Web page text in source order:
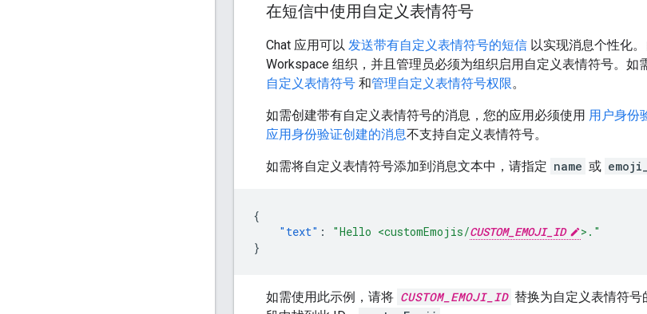
在短信中使用自定义表情符号
Chat 应用可以 发送带有自定义表情符号的短信 以实现消息个性化
Workspace 组织，并且管理员必须为组织启用自定义表情符号。如
自定义表情符号 和管理自定义表情符号权限。
如需创建带有自定义表情符号的消息，您的应用必须使用 用户身份
应用身份验证创建的消息不支持自定义表情符号。
如需将自定义表情符号添加到消息文本中，请指定 name 或
{
"text" : "Hello <customEmojis/CUSTOM_EMOJI_ID
>."
}
如需使用此示例，请将 CUSTOM_EMOJI_ID 替换为自定义表情符号